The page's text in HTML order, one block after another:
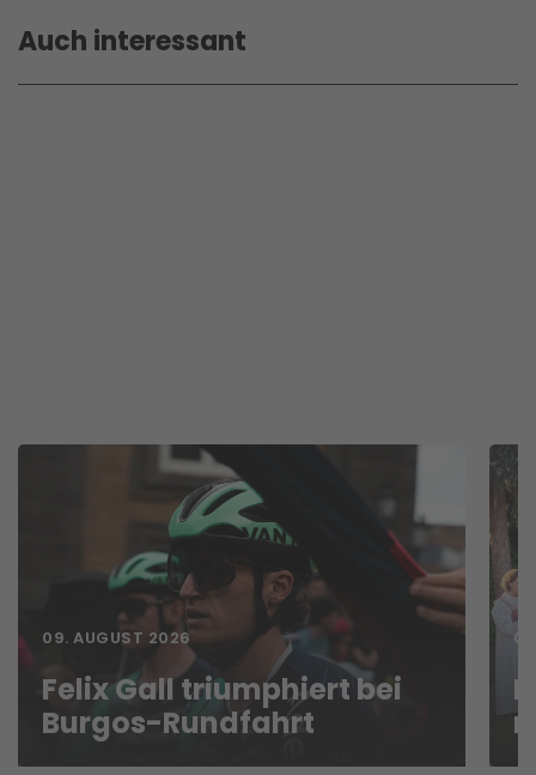
Auch interessant
09. AUGUST 2026
Felix Gall triumphiert bei
Burgos-Rundfahrt